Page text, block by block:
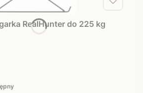
RealHunter do 225 kg